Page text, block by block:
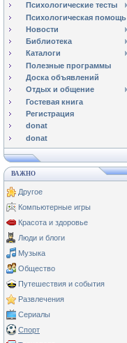
Психологические тесты
Психологическая помощь
Новости
Библиотека
Каталоги
Полезные программы
Доска объявлений
Отдых и общение
Гостевая книга
Регистрация
donat
donat
ВАЖНО
Другое
Компьютерные игры
Красота и здоровье
Люди и блоги
Музыка
Общество
Путешествия и события
Развлечения
Сериалы
Спорт